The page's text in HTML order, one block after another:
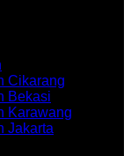
Cikarang
Bekasi
Karawang
Jakarta